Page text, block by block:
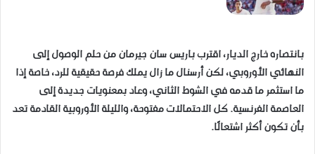
بانتصاره خارج الديار، اقترب باريس سان جيرمان من حلم الوصول إلى
النهائي الأوروبي، لكن أرسنال ما زال يملك فرصة حقيقية للرد، خاصة إذا
ما استثمر ما قدمه في الشوط الثاني، وعاد بمعنويات جديدة إلى
العاصمة الفرنسية. كل الاحتمالات مفتوحة، والليلة الأوروبية القادمة تعد
بأن تكون أكثر اشتعالًا.